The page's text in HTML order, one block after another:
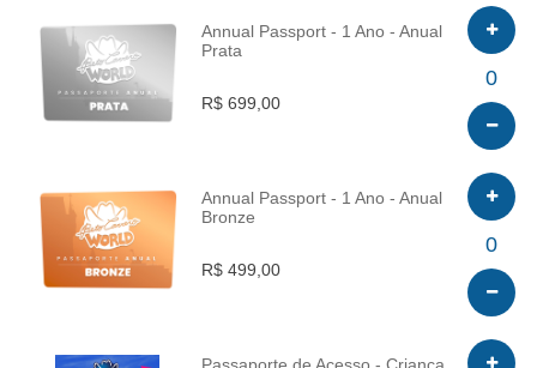
INFO
Annual Passport - 1 Ano - Anual
Prata
R$ 699,00
0
INFO
Annual Passport - 1 Ano - Anual
Bronze
R$ 499,00
0